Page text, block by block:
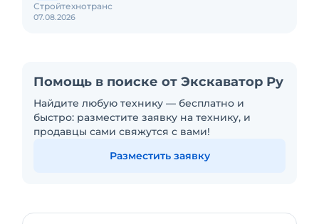
07.08.2026
Стройтехнотранс
Помощь в поиске от Экскаватор Ру
Найдите любую технику — бесплатно и
быстро: разместите заявку на технику, и
продавцы сами свяжутся с вами!
Разместить заявку